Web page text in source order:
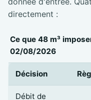
directement :
Ce que 48 m³
02/08/2026
Décision
Débit de